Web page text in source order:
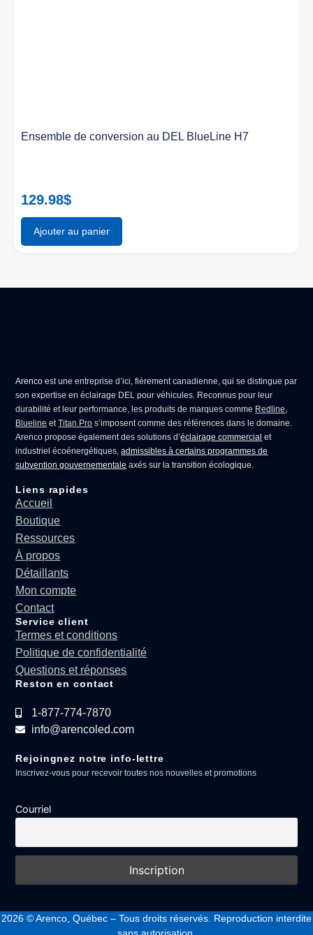
Ensemble de conversion au DEL BlueLine H7
129.98$
Ajouter au panier
Arenco est une entreprise d’ici, fièrement canadienne, qui se distingue par
son expertise enéclairage DEL pour véhicules. Reconnus pour leur
durabilité et leur performance, les produits de marques comme Redline,
Blueline etTitan Pro s’imposent comme des références dans le domaine.
Arenco propose également des solutions d’éclairage commercial et
industriel écoénergétiques,admissibles à certains programmes de
subvention gouvernementale axés sur la transition écologique.
Liens rapides
Accueil
Boutique
Ressources
À propos
Détaillants
Mon compte
Contact
Service client
Termes et conditions
Politique de confidentialité
Questions et réponses
Reston en contact
1-877-774-7870
info@arencoled.com
Rejoingnez notre info-lettre
Inscrivez-vous pour recevoir toutes nos nouvelles et promotions
Courriel
2026 © Arenco, Québec – Tous droits réservés. Reproduction interdite